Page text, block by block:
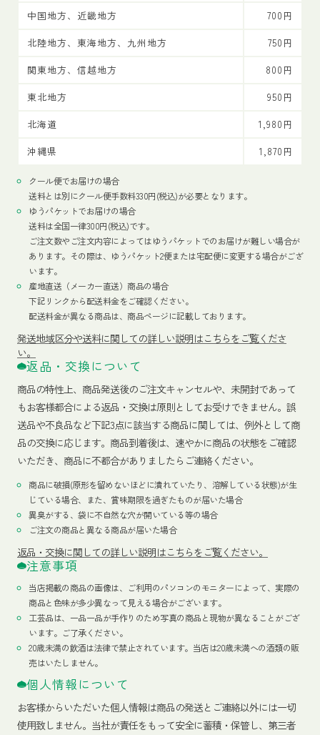
中国地方、近畿地方
700円
北陸地方、東海地方、九州地方
750円
関東地方、信越地方
800円
東北地方
950円
北海道
1,980円
沖縄県
1,870円
クール便でお届けの場合
送料とは別にクール便手数料330円(税込)が必要となります。
ゆうパケットでお届けの場合
送料は全国一律300円(税込)です。
ご注文数やご注文内容によってはゆうパケットでのお届けが難しい場合が
あります。その際は、ゆうパケット2便または宅配便に変更する場合がござ
います。
産地直送（メーカー直送）商品の場合
下記リンクから配送料金をご確認ください。
配送料金が異なる商品は、商品ページに記載しております。
発送地域区分や送料に関しての詳しい説明はこちらをご覧くださ
い。
返品・交換について
商品の特性上、商品発送後のご注文キャンセルや、未開封であって
もお客様都合による返品・交換は原則としてお受けできません。誤
送品や不良品など下記3点に該当する商品に関しては、例外として商
品の交換に応じます。商品到着後は、速やかに商品の状態をご確認
いただき、商品に不都合がありましたらご連絡ください。
商品に破損(原形を留めないほどに潰れていたり、溶解している状態)が生
じている場合、また、賞味期限を過ぎたものが届いた場合
異臭がする、袋に不自然な穴が開いている等の場合
ご注文の商品と異なる商品が届いた場合
返品・交換に関しての詳しい説明はこちらをご覧ください。
注意事項
当店掲載の商品の画像は、ご利用のパソコンのモニターによって、実際の
商品と色味が多少異なって見える場合がございます。
工芸品は、一品一品が手作りのため写真の商品と現物が異なることがござ
います。ご了承ください。
20歳未満の飲酒は法律で禁止されています。当店は20歳未満への酒類の販
売はいたしません。
個人情報について
お客様からいただいた個人情報は商品の発送とご連絡以外には一切
使用致しません。当社が責任をもって安全に蓄積・保管し、第三者